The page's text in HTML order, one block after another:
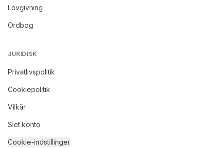
Lovgivning
Ordbog
JURIDISK
Privatlivspolitik
Cookiepolitik
Vilkår
Slet konto
Cookie-indstillinger